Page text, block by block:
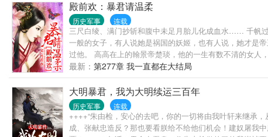
殿前欢：暴君请温柔
历史军事 连载
三尺白绫、满门抄斩和腹中未足月胎儿化成血水…… 千帆
一般的女子，有人说她是祸国的妖姬，也有人说，她才是
过他。 高高在上的翰景帝楚琰，他的一生有数不清的女人
最新： 第277章 我一直都在大结局
大明暴君，我为大明续运三百年
历史军事 连载
++++“朱由检，安心的去吧，你的一切将由我叶轩来继承
成、张献忠造反？那也要看朕给不给他们机会！建奴屠我